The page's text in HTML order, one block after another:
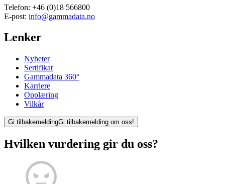
Telefon: +46 (0)18 566800
E-post: info@gammadata.no
Lenker
Nyheter
Sertifikat
Gammadata 360°
Karriere
Opplæring
Vilkår
Gi tilbakemeldingGi tilbakemelding om oss!
Hvilken vurdering gir du oss?